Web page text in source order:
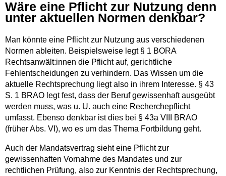
Wäre eine Pflicht zur Nutzung denn
unter aktuellen Normen denkbar?
Man könnte eine Pflicht zur Nutzung aus verschiedenen
Normen ableiten. Beispielsweise legt § 1 BORA
Rechtsanwält:innen die Pflicht auf, gerichtliche
Fehlentscheidungen zu verhindern. Das Wissen um die
aktuelle Rechtsprechung liegt also in ihrem Interesse. § 43
S. 1 BRAO legt fest, dass der Beruf gewissenhaft ausgeübt
werden muss, was u. U. auch eine Recherchepflicht
umfasst. Ebenso denkbar ist dies bei § 43a VIII BRAO
(früher Abs. VI), wo es um das Thema Fortbildung geht.
Auch der Mandatsvertrag sieht eine Pflicht zur
gewissenhaften Vornahme des Mandates und zur
rechtlichen Prüfung, also zur Kenntnis der Rechtsprechung,